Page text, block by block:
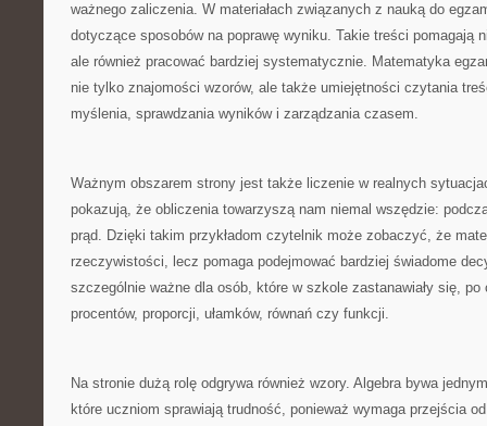
ważnego zaliczenia. W materiałach związanych z nauką do
dotyczące sposobów na poprawę wyniku. Takie treści pomagają
ale również pracować bardziej systematycznie. Matematyka
nie tylko znajomości wzorów, ale także umiejętności czytania
myślenia, sprawdzania wyników i zarządzania czasem.
Ważnym obszarem strony jest także liczenie w realnych
pokazują, że obliczenia towarzyszą nam niemal wszędzie:
prąd. Dzięki takim przykładom czytelnik może zobaczyć, że
rzeczywistości, lecz pomaga podejmować bardziej świadome
szczególnie ważne dla osób, które w szkole zastanawiały się, po
procentów, proporcji, ułamków, równań czy funkcji.
Na stronie dużą rolę odgrywa również wzory. Algebra bywa
które uczniom sprawiają trudność, ponieważ wymaga przejścia